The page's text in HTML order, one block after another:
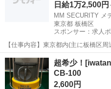
日給1万2,500円
MM SECURITY メ
東京都 板橋区
スポンサー：求人
【仕事内容】東京都内(主に板橋区
仕事です。 日給1万2500円以上の高
ています。 ファン付きベスト支給
スタートのスタッフが多数在籍して...
アルバイト・パート / 契約社員
超希少！
CB-100
2,600円